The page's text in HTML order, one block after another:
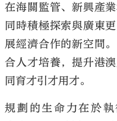
在海關監管、新興產
同時積極探索與廣東
展經濟合作的新空間
合人才培養，提升港
同育才引才用才。
規劃的生命力在於